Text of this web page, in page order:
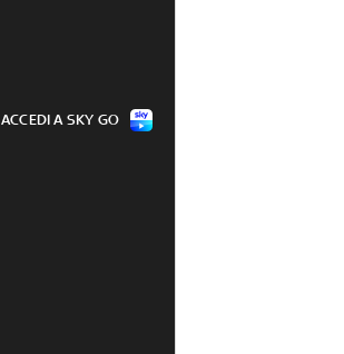
ACCEDI A SKY GO